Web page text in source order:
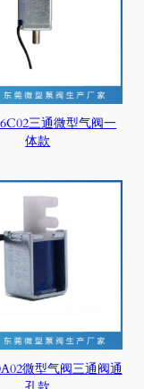
三通微型气阀一
体款
微型气阀三通阀通